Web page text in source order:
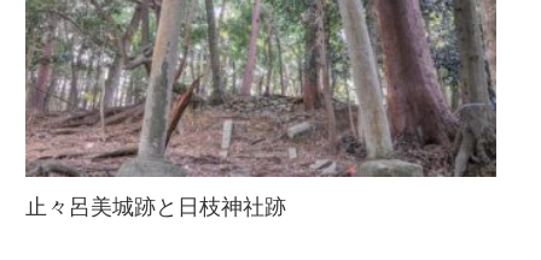
止々呂美城跡と日枝神社跡